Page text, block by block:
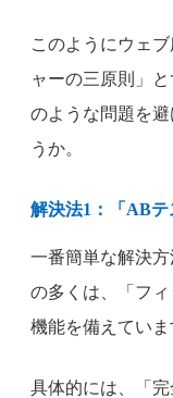
このようにウェ
ャーの三原則」
のような問題を
うか。
解決法1：「ABテ
一番簡単な解決
の多くは、「フ
機能を備えていま
具体的には、「